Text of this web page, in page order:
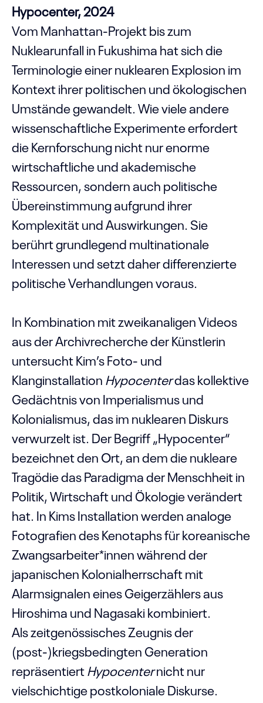
Hypocenter, 2024
Vom Manhattan-Projekt bis zum
Nuklearunfall in Fukushima hat sich die
Terminologie einer nuklearen Explosion im
Kontext ihrer politischen und ökologischen
Umstände gewandelt. Wie viele andere
wissenschaftliche Experimente erfordert
die Kernforschung nicht nur enorme
wirtschaftliche und akademische
Ressourcen, sondern auch politische
Übereinstimmung aufgrund ihrer
Komplexität und Auswirkungen. Sie
berührt grundlegend multinationale
Interessen und setzt daher differenzierte
politische Verhandlungen voraus.
In Kombination mit zweikanaligen Videos
aus der Archivrecherche der Künstlerin
untersucht Kim’s Foto- und
Klanginstallation Hypocenterdas kollektive
Gedächtnis von Imperialismus und
Kolonialismus, das im nuklearen Diskurs
verwurzelt ist. Der Begriff „Hypocenter“
bezeichnet den Ort, an dem die nukleare
Tragödie das Paradigma der Menschheit in
Politik, Wirtschaft und Ökologie verändert
hat. In Kims Installation werden analoge
Fotografien des Kenotaphs für koreanische
Zwangsarbeiter*innen während der
japanischen Kolonialherrschaft mit
Alarmsignalen eines Geigerzählers aus
Hiroshima und Nagasaki kombiniert.
Als zeitgenössisches Zeugnis der
(post-)kriegsbedingten Generation
repräsentiertHypocenternicht nur
vielschichtige postkoloniale Diskurse.